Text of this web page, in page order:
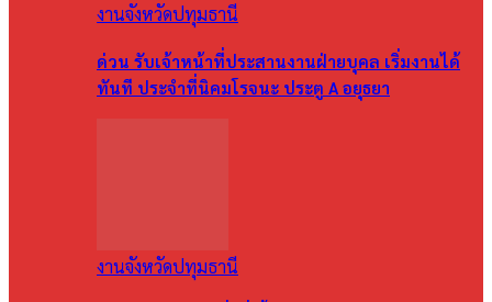
งานจังหวัดปทุมธานี
ด่วน รับเจ้าหน้าที่ประสานงานฝ่ายบุคล เริ่มงานได้
ทันที ประจำที่นิคมโรจนะ ประตู A อยุธยา
งานจังหวัดปทุมธานี